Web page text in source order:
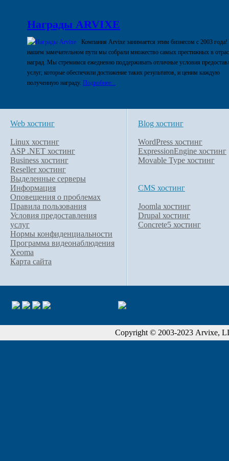
Награды ARVIXE
Компания Arvixe занимается этим бизнесом с 2003
нашем замечательном пути мы собрали множество самых престижных в
наград. Мы стремимся ежедневно поддерживать отличные условия
услуг, которые обеспечили достижение таких результатов, и ценим каждую
полученную награду. Подробнее...
Web хостинг
Linux хостинг
ASP .NET хостинг
Business хостинг
Reseller хостинг
Выделенные серверы
Информация
Оповещения о проблемах
Правила пользования
Условия предоставления
услуг
Нормы конфиденциальности
Программа видеонаблюдения
Xeoma
Карта сайта
Blog хостинг
WordPress хостинг
ExpressionEngine хостинг
Movable Type хостинг
CMS хостинг
Joomla хостинг
Drupal хостинг
Concrete5 хостинг
Copyright © 2003-2023 Arvixe,